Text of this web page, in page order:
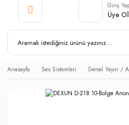
Giriş
Üye Ol
Anasayfa Ses Sistemleri Genel Yayın /